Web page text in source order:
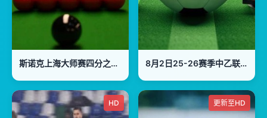
斯诺克上海大师赛四分之一决赛：凯伦·威尔逊VS马克·威廉姆斯 8月2日25-26赛季中乙联赛 海门珂缔队VS泰安天贶
HD 更新至HD